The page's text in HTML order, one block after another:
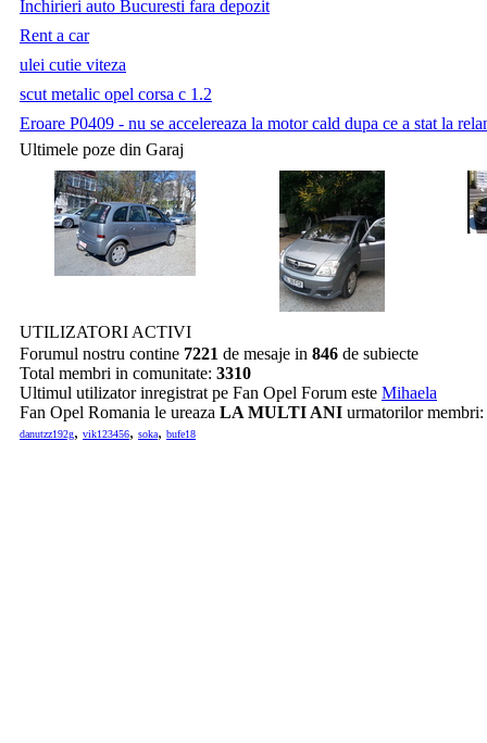
Inchirieri auto Bucuresti fara depozit
Rent a car
ulei cutie viteza
scut metalic opel corsa c 1.2
Eroare P0409 - nu se accelereaza la motor cald dupa ce a stat la
Ultimele poze din Garaj
UTILIZATORI ACTIVI
Forumul nostru contine 7221 de mesaje in 846 de subiecte
Total membri in comunitate: 3310
Ultimul utilizator inregistrat pe Fan Opel Forum este Mihaela
Fan Opel Romania le ureaza LA MULTI ANI urmatorilor membri:
danutzz192g, vik123456, soka, bufe18